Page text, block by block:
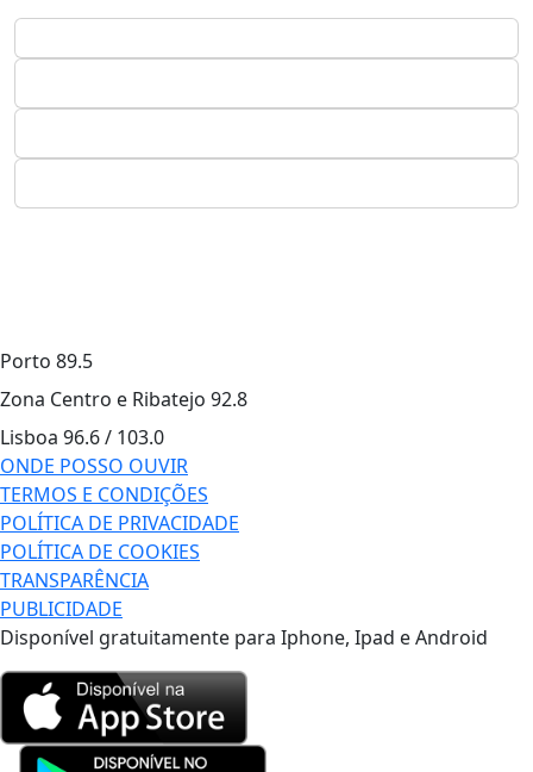
Porto 89.5
Zona Centro e Ribatejo 92.8
Lisboa 96.6 / 103.0
ONDE POSSO OUVIR
TERMOS E CONDIÇÕES
POLÍTICA DE PRIVACIDADE
POLÍTICA DE COOKIES
TRANSPARÊNCIA
PUBLICIDADE
Disponível gratuitamente para Iphone, Ipad e Android